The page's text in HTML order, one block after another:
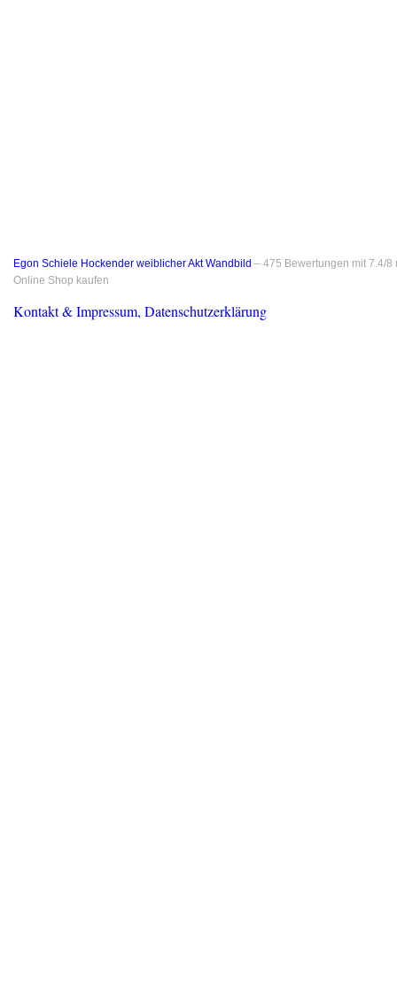
Egon Schiele Hockender weiblicher Akt Wandbild – 475 Bewertungen mit 7.4/8
Online Shop kaufen
Kontakt & Impressum, Datenschutzerklärung